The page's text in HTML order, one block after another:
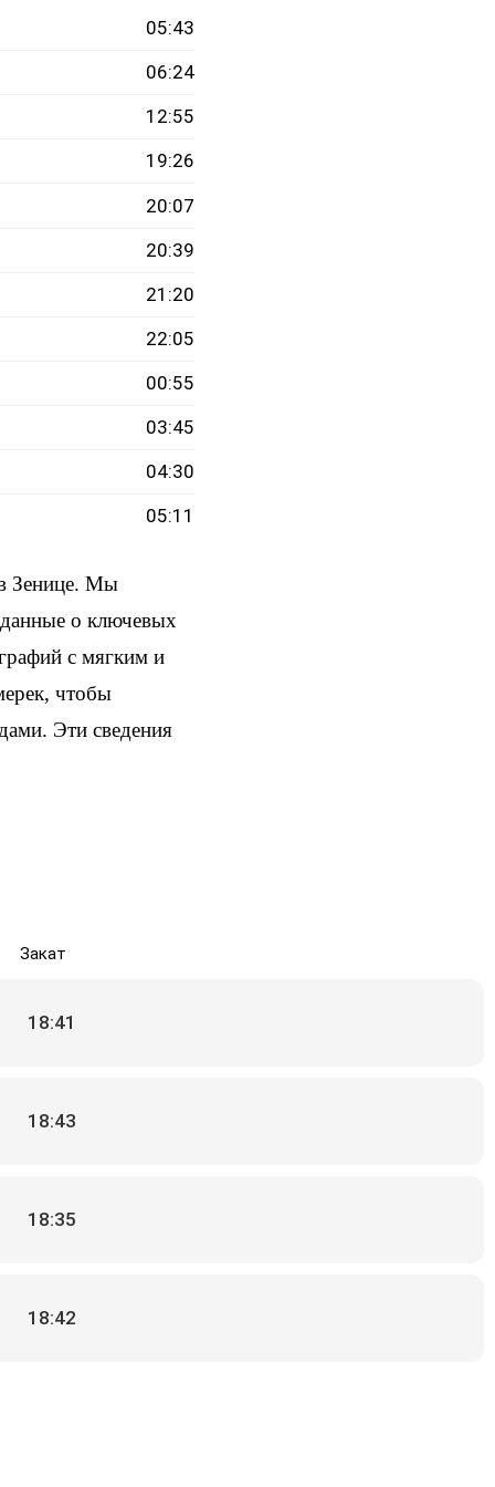
05:43
06:24
12:55
19:26
20:07
20:39
21:20
22:05
00:55
03:45
04:30
05:11
Зенице. Мы
данные о ключевых
с мягким и
чтобы
Эти сведения
Закат
18:41
18:43
18:35
18:42